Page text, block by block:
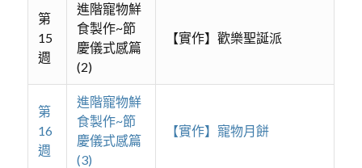
第
15
週
進階寵物鮮
食製作~節
慶儀式感篇
(2)
【實作】歡樂聖誕派
第
16
週
進階寵物鮮
食製作~節
慶儀式感篇
(3)
【實作】寵物月餅